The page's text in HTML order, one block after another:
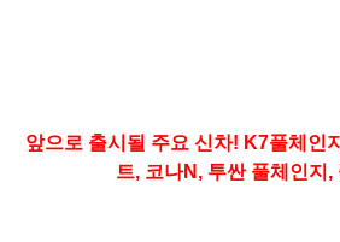
앞으로 출시될 주요 신차! K7풀체인
트, 코나N, 투싼 풀체인지,